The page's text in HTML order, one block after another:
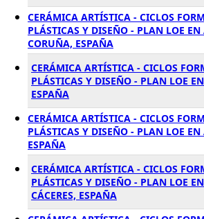
CERÁMICA ARTÍSTICA - CICLOS
PLÁSTICAS Y DISEÑO - PLAN LOE
CORUÑA, ESPAÑA
CERÁMICA ARTÍSTICA - CICLOS
PLÁSTICAS Y DISEÑO - PLAN LOE
ESPAÑA
CERÁMICA ARTÍSTICA - CICLOS
PLÁSTICAS Y DISEÑO - PLAN LOE EN
ESPAÑA
CERÁMICA ARTÍSTICA - CICLOS
PLÁSTICAS Y DISEÑO - PLAN LOE
CÁCERES, ESPAÑA